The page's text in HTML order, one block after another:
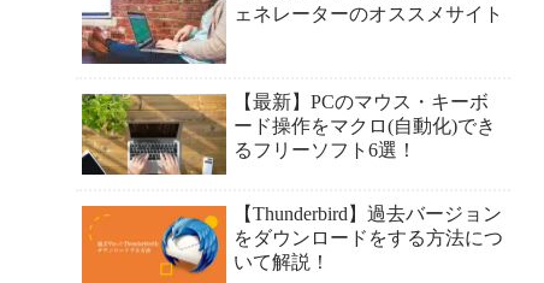
ェネレーターのオススメサイト
【最新】PCのマウス・キーボ
ード操作をマクロ(自動化)でき
るフリーソフト6選！
【Thunderbird】過去バージョン
をダウンロードをする方法につ
いて解説！